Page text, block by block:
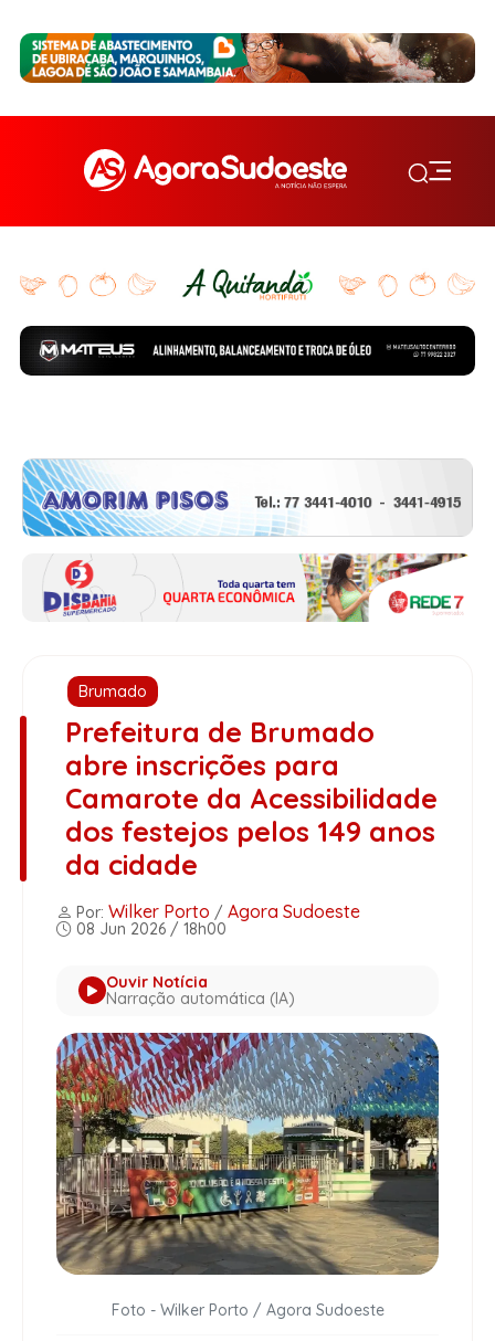
Brumado
Prefeitura de Brumado
abre inscrições para
Camarote da Acessibilidade
dos festejos pelos 149 anos
da cidade
Por: Wilker Porto / Agora Sudoeste
08 Jun 2026 / 18h00
Ouvir Notícia
Narração automática (IA)
Foto - Wilker Porto / Agora Sudoeste